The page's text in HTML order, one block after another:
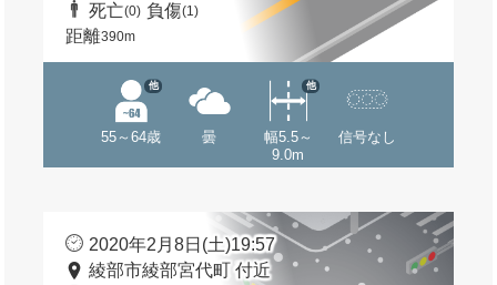
死亡(0) 負傷(1)
距離390m
55～64歳
他
曇
幅5.5～
9.0m
他
信号なし
2020年2月8日(土)19:57
綾部市綾部宮代町 付近